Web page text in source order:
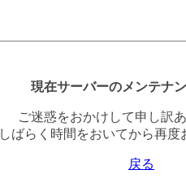
現在サーバーのメンテナン
ご迷惑をおかけして申し訳
しばらく時間をおいてから再度
戻る